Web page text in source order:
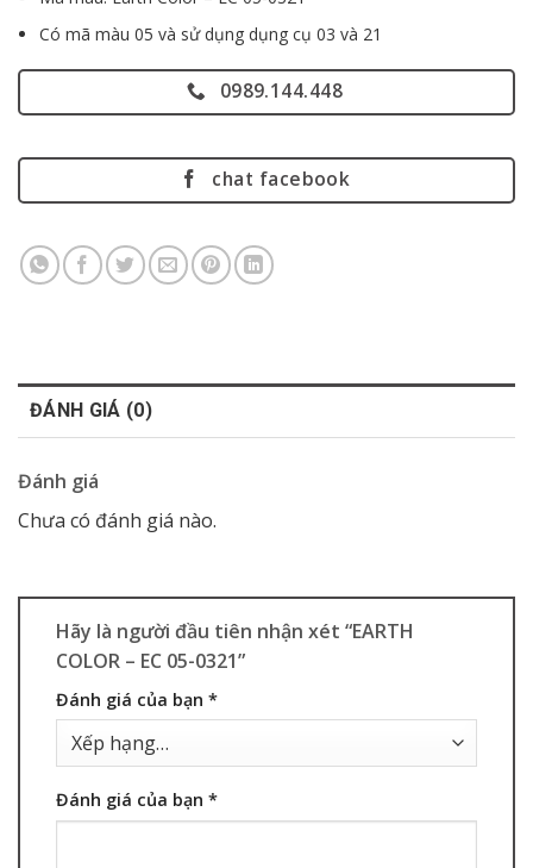
Có mã màu 05 và sử dụng dụng cụ 03 và 21
0989.144.448
chat facebook
ĐÁNH GIÁ (0)
Đánh giá
Chưa có đánh giá nào.
Hãy là người đầu tiên nhận xét “EARTH
COLOR – EC 05-0321”
Đánh giá của bạn *
Đánh giá của bạn *